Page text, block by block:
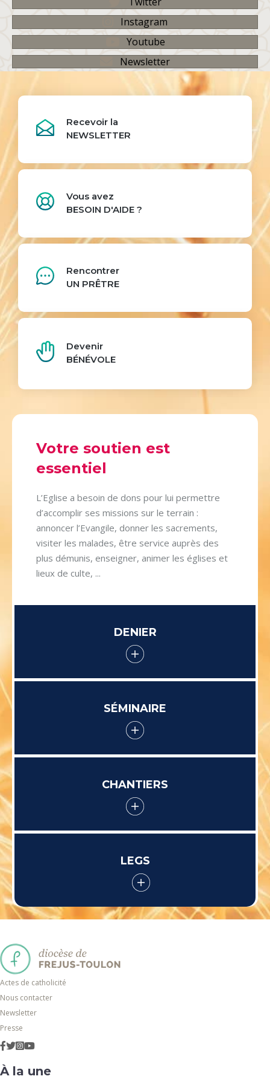
Instagram
Youtube
Newsletter
Recevoir la
NEWSLETTER
Vous avez
BESOIN D'AIDE ?
Rencontrer
UN PRÊTRE
Devenir
BÉNÉVOLE
Votre soutien est
essentiel
L’Eglise a besoin de dons pour lui permettre
d’accomplir ses missions sur le terrain :
annoncer l’Evangile, donner les sacrements,
visiter les malades, être service auprès des
plus démunis, enseigner, animer les églises et
lieux de culte, ...
DENIER
SÉMINAIRE
CHANTIERS
LEGS
Actes de catholicité
Nous contacter
Newsletter
Presse
À la une